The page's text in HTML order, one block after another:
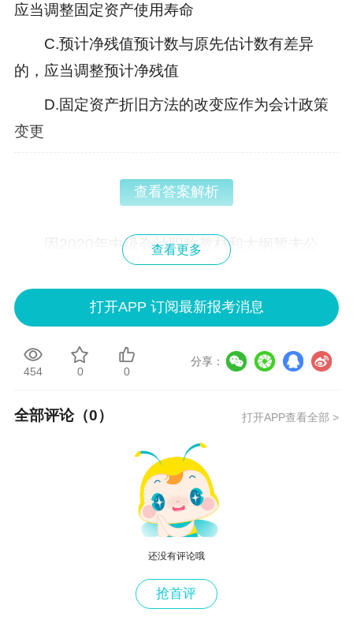
应当调整固定资产使用寿命
C.预计净残值预计数与原先估计数有差异
的，应当调整预计净残值
D.固定资产折旧方法的改变应作为会计政策
变更
查看答案解析
中级会计职称教材和大纲暂未公
容，大家可以先利用2019年中级会计职称中级会
计实务练习题检查知识掌握情况。
相关推荐：
大龄不是错！大龄备考中级会计职称 找对方
查看更多
打开APP 订阅最新报考消息
454 0 0
分享：
全部评论（0） 打开APP查看全部 >
还没有评论哦
抢首评